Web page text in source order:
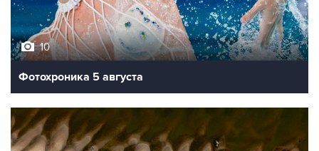
10
Фотохроника 5 августа